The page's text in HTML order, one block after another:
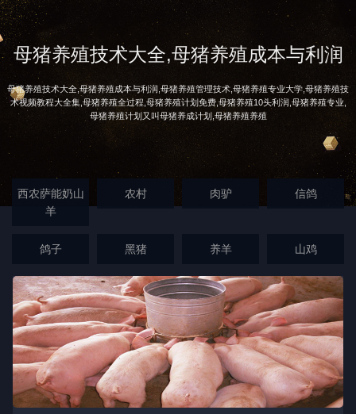
母猪养殖技术大全,母猪养殖成本与利润
母猪养殖技术大全,母猪养殖成本与利润,母猪养殖管理技术,母猪养殖专业大学,母猪养殖技
术视频教程大全集,母猪养殖全过程,母猪养殖计划免费,母猪养殖10头利润,母猪养殖专业,
母猪养殖计划又叫母猪养成计划,母猪养殖养殖
西农萨能奶山
羊
农村 肉驴 信鸽
鸽子 黑猪 养羊 山鸡